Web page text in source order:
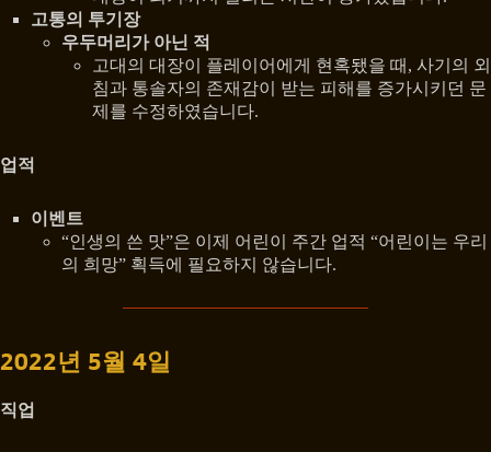
고통의 투기장
우두머리가 아닌 적
고대의 대장이 플레이어에게 현혹됐을 때, 사기의 외
침과 통솔자의 존재감이 받는 피해를 증가시키던 문
제를 수정하였습니다.
업적
이벤트
“인생의 쓴 맛”은 이제 어린이 주간 업적 “어린이는 우리
의 희망” 획득에 필요하지 않습니다.
2022년 5월 4일
직업